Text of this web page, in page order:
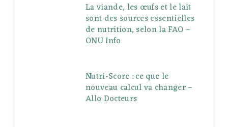
La viande, les œufs et le lait
sont des sources essentielles
de nutrition, selon la FAO –
ONU Info
Nutri-Score : ce que le
nouveau calcul va changer –
Allo Docteurs